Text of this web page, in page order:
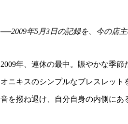
──2009年5月3日の記録を、今の店
2009年、連休の最中。賑やかな季
オニキスのシンプルなブレスレッ
音を撥ね退け、自分自身の内側にあ